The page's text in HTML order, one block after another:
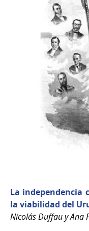
La independencia
la viabilidad del
Nicolás Duffau y Ana